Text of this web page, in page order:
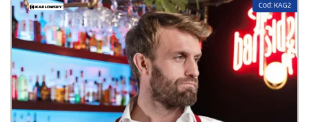
Cod: KAG2